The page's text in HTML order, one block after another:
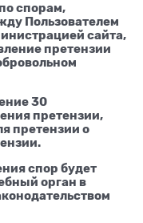
спорам,
Пользователем
сайта,
претензии
30
претензии,
претензии о
спор будет
орган в